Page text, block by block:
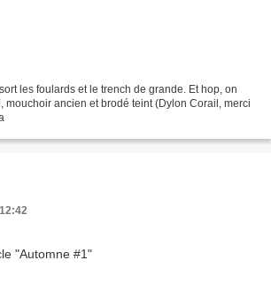
les foulards et le trench de grande. Et hop, on
mouchoir ancien et brodé teint (Dylon Corail, merci